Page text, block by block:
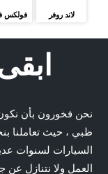
فولكس لاند روفر
نحن فخورون بأن
ظبي ، حيث تعاملنا
السيارات لسنوات
العمل ولا نتنازل عن